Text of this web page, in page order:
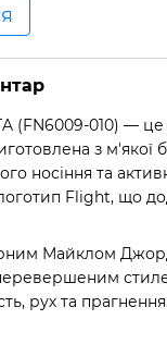
(FN6009-010) —
з м'якої
носіння та
Flight, що
Майклом
рух та